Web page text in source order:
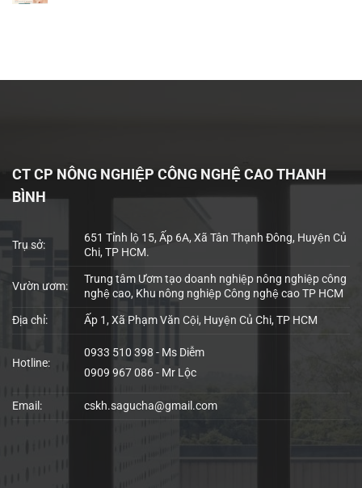
CT CP NÔNG NGHIỆP CÔNG NGHỆ CAO THANH
BÌNH
Trụ sở:
651 Tỉnh lộ 15, Ấp 6A, Xã Tân Thạnh Đông, Huyện Củ
Chi, TP HCM.
Vườn ươm:
Trung tâm Ươm tạo doanh nghiệp nông nghiệp công
nghệ cao, Khu nông nghiệp Công nghệ cao TP HCM
Địa chỉ: Ấp 1, Xã Phạm Văn Cội, Huyện Củ Chi, TP HCM
Hotline:
0933 510 398 - Ms Diễm
0909 967 086 - Mr Lộc
Email: cskh.sagucha@gmail.com